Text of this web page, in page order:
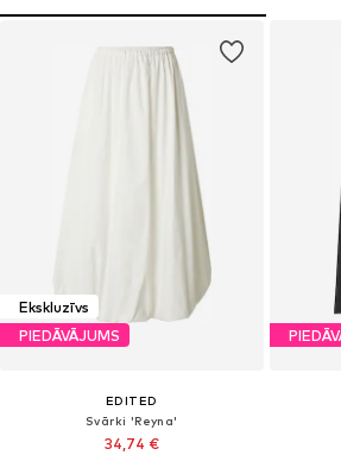
Ekskluzīvs
PIEDĀVĀJUMS
EDITED
Svārki 'Reyna'
34,74 €